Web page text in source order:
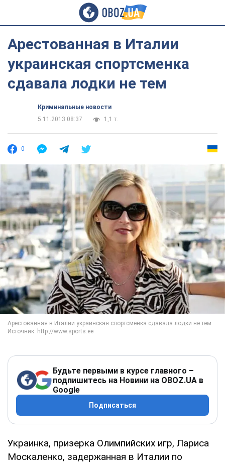
Арестованная в Италии
украинская спортсменка
сдавала лодки не тем
Криминальные новости
5.11.2013 08:37
1,1 т.
0
Будьте первыми в курсе главного –
подпишитесь на Новини на OBOZ.UA в
Google
Подписаться
Украинка, призерка Олимпийских игр, Лариса
Москаленко, задержанная в Италии по